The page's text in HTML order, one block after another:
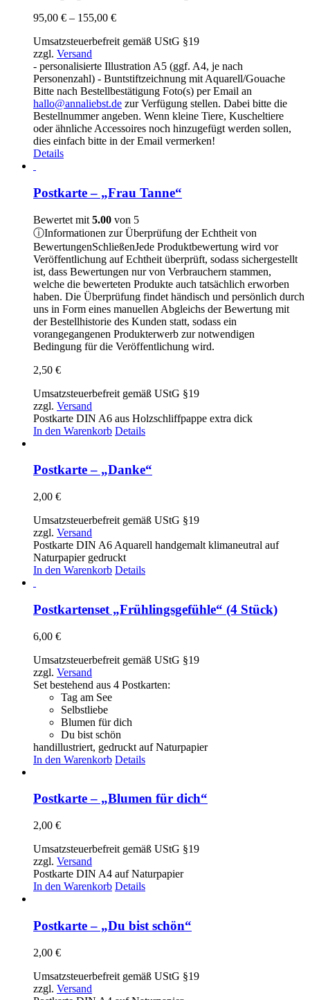
95,00 € – 155,00 €Preisspanne:
bis
Umsatzsteuerbefreit gemäß UStG §19
zzgl. Versand
- personalisierte Illustration A5 (ggf. A4, je nach
Personenzahl) - Buntstiftzeichnung mit Aquarell/Gouache
Bitte nach Bestellbestätigung Foto(s) per Email an
hallo@annaliebst.de zur Verfügung stellen. Dabei bitte die
Bestellnummer angeben. Wenn kleine Tiere, Kuscheltiere
oder ähnliche Accessoires noch hinzugefügt werden sollen,
dies einfach bitte in der Email vermerken!
Details
Postkarte – „Frau Tanne“
Bewertet mit 5.00 von 5
ⓘInformationen zur Überprüfung der Echtheit von
BewertungenSchließenJede Produktbewertung wird vor
Veröffentlichung auf Echtheit überprüft, sodass sichergestellt
ist, dass Bewertungen nur von Verbrauchern stammen,
welche die bewerteten Produkte auch tatsächlich erworben
haben. Die Überprüfung findet händisch und persönlich durch
uns in Form eines manuellen Abgleichs der Bewertung mit
der Bestellhistorie des Kunden statt, sodass ein
vorangegangenen Produkterwerb zur notwendigen
Bedingung für die Veröffentlichung wird.
2,50 €
Umsatzsteuerbefreit gemäß UStG §19
zzgl. Versand
Postkarte DIN A6 aus Holzschliffpappe extra dick
In den Warenkorb Details
Postkarte – „Danke“
2,00 €
Umsatzsteuerbefreit gemäß UStG §19
zzgl. Versand
Postkarte DIN A6 Aquarell handgemalt klimaneutral auf
Naturpapier gedruckt
In den Warenkorb Details
Postkartenset „Frühlingsgefühle“ (4 Stück)
6,00 €
Umsatzsteuerbefreit gemäß UStG §19
zzgl. Versand
Set bestehend aus 4 Postkarten:
Tag am See
Selbstliebe
Blumen für dich
Du bist schön
handillustriert, gedruckt auf Naturpapier
In den Warenkorb Details
Postkarte – „Blumen für dich“
2,00 €
Umsatzsteuerbefreit gemäß UStG §19
zzgl. Versand
Postkarte DIN A4 auf Naturpapier
In den Warenkorb Details
Postkarte – „Du bist schön“
2,00 €
Umsatzsteuerbefreit gemäß UStG §19
zzgl. Versand